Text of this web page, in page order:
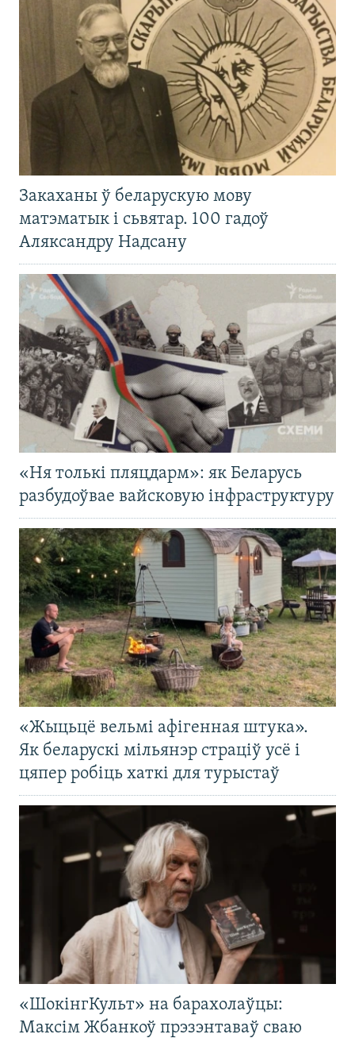
Закаханы ў беларускую мову
матэматык і сьвятар. 100 гадоў
Аляксандру Надсану
«Ня толькі пляцдарм»: як Беларусь
разбудоўвае вайсковую інфраструктуру
«Жыцьцё вельмі афігенная штука».
Як беларускі мільянэр страціў усё і
цяпер робіць хаткі для турыстаў
«ШокінгКульт» на барахолаўцы:
Максім Жбанкоў прэзэнтаваў сваю